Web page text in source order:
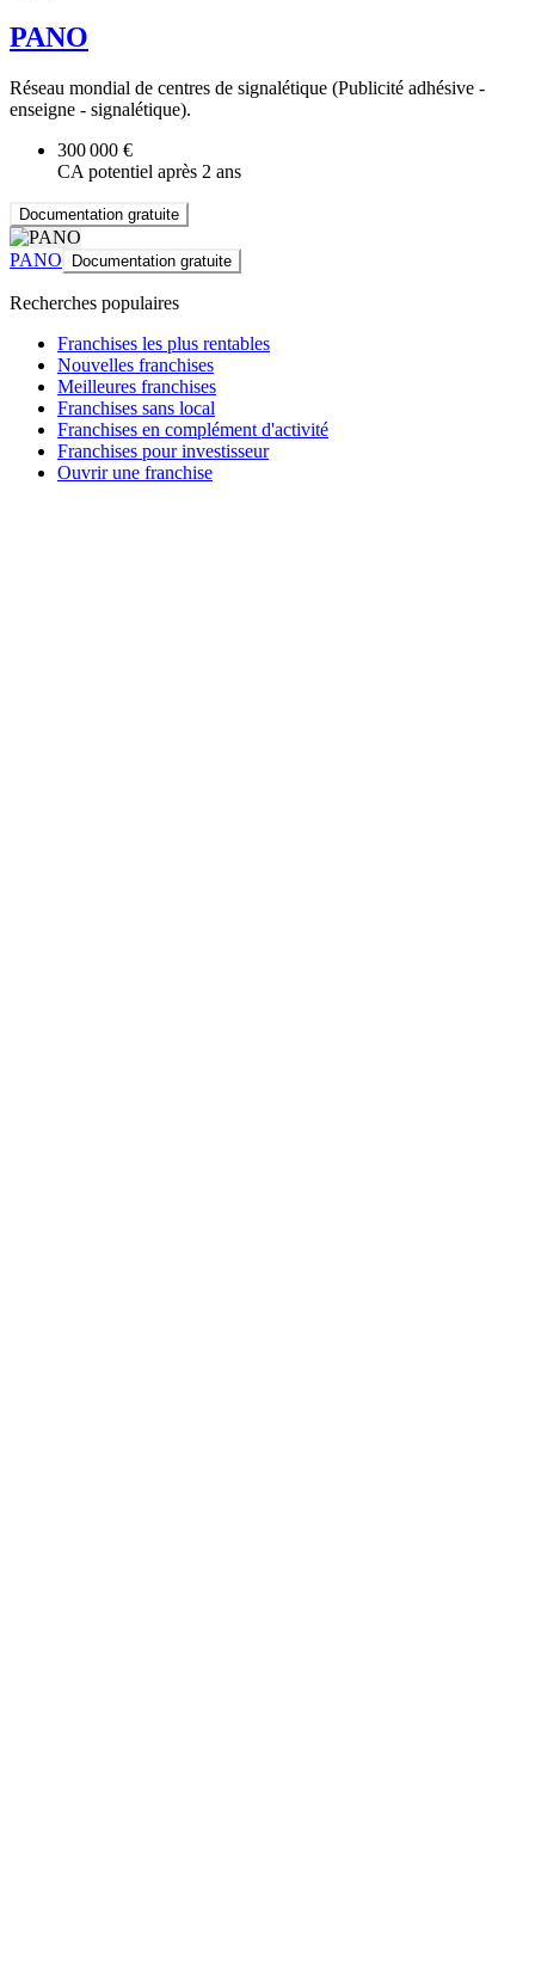
PANO
Réseau mondial de centres de signalétique (Publicité adhésive -
enseigne - signalétique).
300 000 €
CA potentiel après 2 ans
Documentation gratuite
PANO Documentation gratuite
Recherches populaires
Franchises les plus rentables
Nouvelles franchises
Meilleures franchises
Franchises sans local
Franchises en complément d'activité
Franchises pour investisseur
Ouvrir une franchise